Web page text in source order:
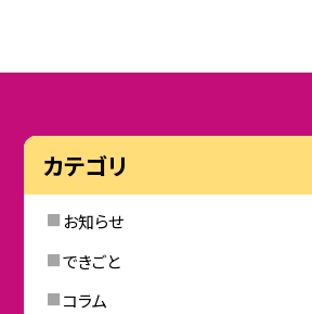
カテゴリ
お知らせ
できごと
コラム